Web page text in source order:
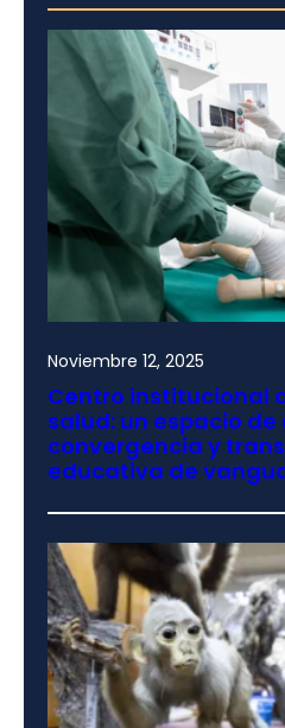
Noviembre 12, 2025
Centro institucional
salud: un espacio
convergencia y
educativa de